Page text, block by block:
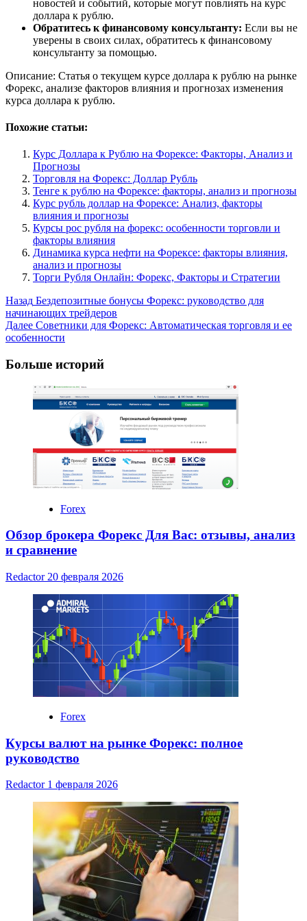
новостей и событий, которые могут повлиять на курс
доллара к рублю.
Обратитесь к финансовому консультанту: Если вы не
уверены в своих силах, обратитесь к финансовому
консультанту за помощью.
Описание: Статья о текущем курсе доллара к рублю на рынке
Форекс, анализе факторов влияния и прогнозах изменения
курса доллара к рублю.
Похожие статьи:
Курс Доллара к Рублю на Форексе: Факторы, Анализ и
Прогнозы
Торговля на Форекс: Доллар Рубль
Тенге к рублю на Форексе: факторы, анализ и прогнозы
Курс рубль доллар на Форексе: Анализ, факторы
влияния и прогнозы
Курсы рос рубля на форекс: особенности торговли и
факторы влияния
Динамика курса нефти на Форексе: факторы влияния,
анализ и прогнозы
Торги Рубля Онлайн: Форекс, Факторы и Стратегии
Post
Navigation
Назад Бездепозитные бонусы Форекс: руководство для
начинающих трейдеров
Далее Советники для Форекс: Автоматическая торговля и ее
особенности
Больше историй
Forex
Обзор брокера Форекс Для Вас: отзывы, анализ
и сравнение
Redactor 20 февраля 2026
Forex
Курсы валют на рынке Форекс: полное
руководство
Redactor 1 февраля 2026